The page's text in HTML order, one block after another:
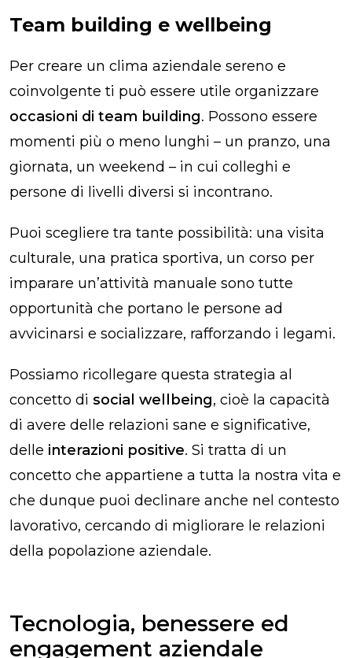
Team building e wellbeing
Per creare un clima aziendale sereno e
coinvolgente ti può essere utile organizzare
occasioni di team building. Possono essere
momenti più o meno lunghi – un pranzo, una
giornata, un weekend – in cui colleghi e
persone di livelli diversi si incontrano.
Puoi scegliere tra tante possibilità: una visita
culturale, una pratica sportiva, un corso per
imparare un’attività manuale sono tutte
opportunità che portano le persone ad
avvicinarsi e socializzare, rafforzando i legami.
Possiamo ricollegare questa strategia al
concetto di social wellbeing, cioè la capacità
di avere delle relazioni sane e significative,
delle interazioni positive. Si tratta di un
concetto che appartiene a tutta la nostra vita e
che dunque puoi declinare anche nel contesto
lavorativo, cercando di migliorare le relazioni
della popolazione aziendale.
Tecnologia, benessere ed
engagement aziendale